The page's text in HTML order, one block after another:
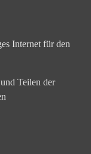
Internet für den
Teilen der